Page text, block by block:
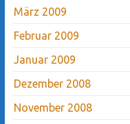
März 2009
Februar 2009
Januar 2009
Dezember 2008
November 2008